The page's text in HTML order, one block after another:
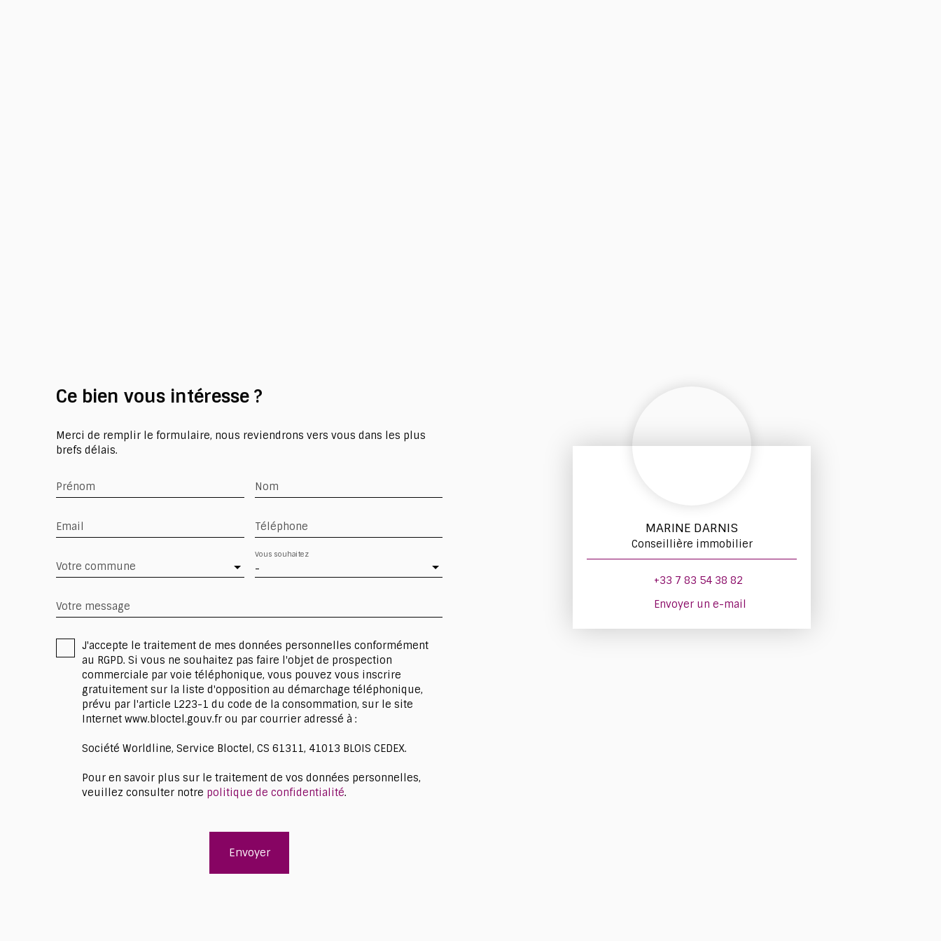
Ce bien vous intéresse ?
Merci de remplir le formulaire, nous reviendrons vers vous dans les plus
brefs délais.
Prénom Nom
Email Téléphone
Votre commune -
Vous souhaitez
Votre message
J'accepte le traitement de mes données personnelles conformément
au RGPD. Si vous ne souhaitez pas faire l'objet de prospection
commerciale par voie téléphonique, vous pouvez vous inscrire
gratuitement sur la liste d'opposition au démarchage téléphonique,
prévu par l'article L223-1 du code de la consommation, sur le site
Internet www.bloctel.gouv.fr ou par courrier adressé à :
Société Worldline, Service Bloctel, CS 61311, 41013 BLOIS CEDEX.
Pour en savoir plus sur le traitement de vos données personnelles,
veuillez consulter notre politique de confidentialité.
Envoyer
MARINE DARNIS
Conseillière immobilier
+33 7 83 54 38 82
Envoyer un e-mail